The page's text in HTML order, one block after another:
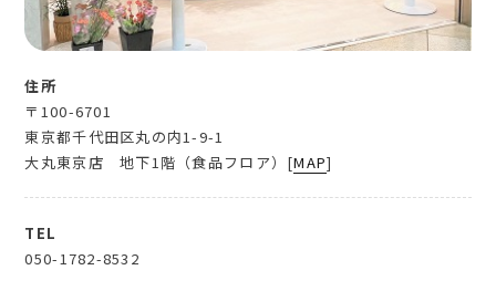
住所
〒100-6701
東京都千代田区丸の内1-9-1
大丸東京店 地下1階（食品フロア）[MAP]
TEL
050-1782-8532